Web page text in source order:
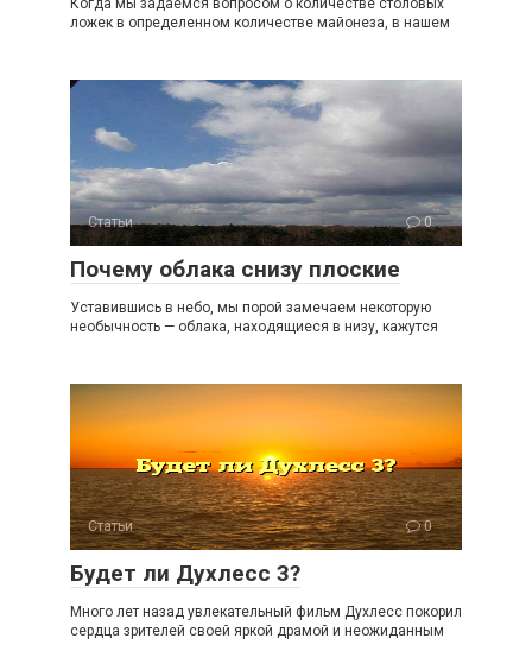
ложек в определенном количестве майонеза, в нашем
Статьи 0
Почему облака снизу плоские
Уставившись в небо, мы порой замечаем некоторую
необычность — облака, находящиеся в низу, кажутся
Статьи 0
Будет ли Духлесс 3?
Много лет назад увлекательный фильм Духлесс покорил
сердца зрителей своей яркой драмой и неожиданным